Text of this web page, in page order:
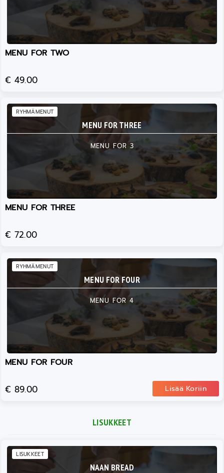
MENU FOR TWO
€ 49.00
MENU FOR THREE
MENU FOR 3
RYHMÄMENUT
MENU FOR THREE
€ 72.00
MENU FOR FOUR
MENU FOR 4
RYHMÄMENUT
MENU FOR FOUR
€ 89.00 Lisää Koriin
LISUKKEET
NAAN BREAD
LISUKKEET